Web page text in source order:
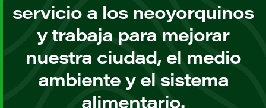
servicio a los neoyorquinos
y trabaja para mejorar
nuestra ciudad, el medio
ambiente y el sistema
alimentario.